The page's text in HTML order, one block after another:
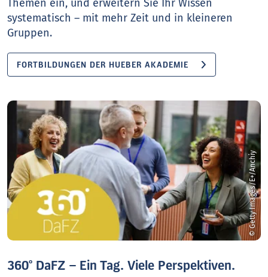
Themen ein, und erweitern Sie Ihr Wissen
systematisch – mit mehr Zeit und in kleineren
Gruppen.
FORTBILDUNGEN DER HUEBER AKADEMIE
© Getty Images/E+/Anchiy
360° DaFZ – Ein Tag. Viele Perspektiven.